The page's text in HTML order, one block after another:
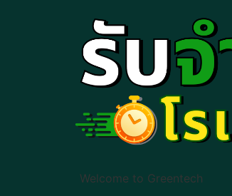
Welcome to Greentech